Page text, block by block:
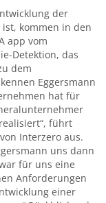
der
kommen in den
app vom
Detektion, das
dem
Eggersmann
hat für
führt
Interzero aus.
uns dann
für uns eine
Anforderungen
einer